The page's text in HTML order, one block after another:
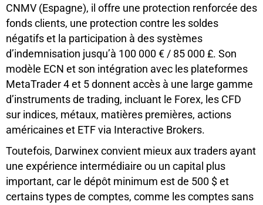
CNMV (Espagne), il offre une protection renforcée des
fonds clients, une protection contre les soldes
négatifs et la participation à des systèmes
d’indemnisation jusqu’à 100 000 € / 85 000 £. Son
modèle ECN et son intégration avec les plateformes
MetaTrader 4 et 5 donnent accès à une large gamme
d’instruments de trading, incluant le Forex, les CFD
sur indices, métaux, matières premières, actions
américaines et ETF via Interactive Brokers.
Toutefois, Darwinex convient mieux aux traders ayant
une expérience intermédiaire ou un capital plus
important, car le dépôt minimum est de 500 $ et
certains types de comptes, comme les comptes sans